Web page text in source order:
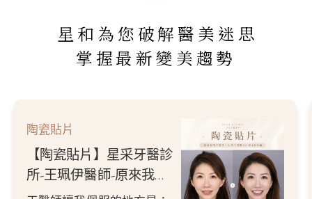
星和為您破解醫美迷思
掌握最新變美趨勢
陶瓷貼片
【陶瓷貼片】星采牙醫診
所-王珮伊醫師-原來我的
不愛笑，只是不喜歡自己